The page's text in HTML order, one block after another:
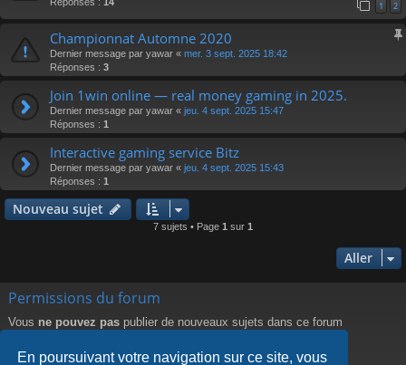
En poursuivant votre navigation sur ce site, vous
1 2
Championnat Automne 2020
Dernier message par yawar « mer. 3 sept. 2025 18:42
Réponses : 3
Join 1win online — real money gaming in 2025.
Dernier message par yawar « jeu. 4 sept. 2025 15:47
Réponses : 1
Interactive gaming service Bitz
Dernier message par yawar « jeu. 4 sept. 2025 15:43
Réponses : 1
Nouveau sujet
7 sujets • Page 1 sur 1
Aller
Permissions du forum
Vous ne pouvez pas publier de nouveaux sujets dans ce forum
Vous ne pouvez pasmodifier vos messages dans ce forum